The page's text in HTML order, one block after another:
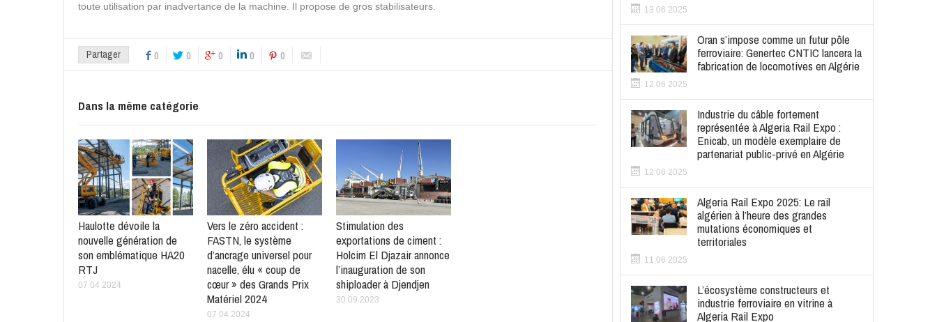
toute utilisation par inadvertance de la machine. Il propose de gros stabilisateurs.
Partager 0 0 0 0 0
Dans la même catégorie
Haulotte dévoile la
nouvelle génération de
son emblématique HA20
RTJ
07 04 2024
Vers le zéro accident :
FASTN, le système
d’ancrage universel pour
nacelle, élu « coup de
cœur » des Grands Prix
Matériel 2024
07 04 2024
Stimulation des
exportations de ciment :
Holcim El Djazair annonce
l’inauguration de son
shiploader à Djendjen
30 09 2023
13 06 2025
Oran s’impose comme un futur pôle
ferroviaire: Genertec CNTIC lancera la
fabrication de locomotives en Algérie
12 06 2025
Industrie du câble fortement
représentée à Algeria Rail Expo :
Enicab, un modèle exemplaire de
partenariat public-privé en Algérie
12 06 2025
Algeria Rail Expo 2025: Le rail
algérien à l’heure des grandes
mutations économiques et
territoriales
11 06 2025
L’écosystème constructeurs et
industrie ferroviaire en vitrine à
Algeria Rail Expo